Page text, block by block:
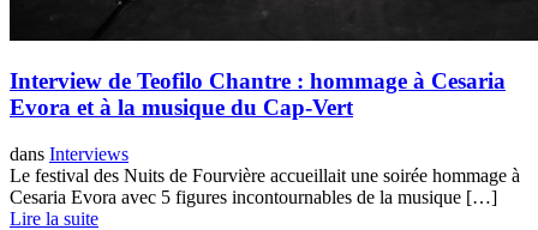
Interview de Teofilo Chantre : hommage à Cesaria
Evora et à la musique du Cap-Vert
dans Interviews
Le festival des Nuits de Fourvière accueillait une soirée hommage à
Cesaria Evora avec 5 figures incontournables de la musique […]
Lire la suite